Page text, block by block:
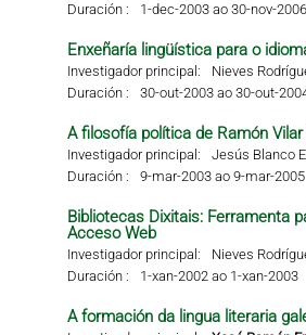
Duración :
1-dec-2003 ao 30-nov-2006
Enxeñaría lingüística para o
Investigador principal:
Nieves
Duración :
30-out-2003 ao 30-out-
A filosofía política de Ramón
Investigador principal:
Jesús Blanco
Duración :
9-mar-2003 ao 9-mar-2005
Bibliotecas Dixitais: Ferramenta
Acceso Web
Investigador principal:
Nieves
Duración :
1-xan-2002 ao 1-xan-2003
A formación da lingua literaria